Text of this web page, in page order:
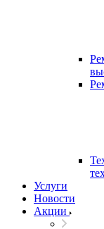
Услуги
Новости
Акции